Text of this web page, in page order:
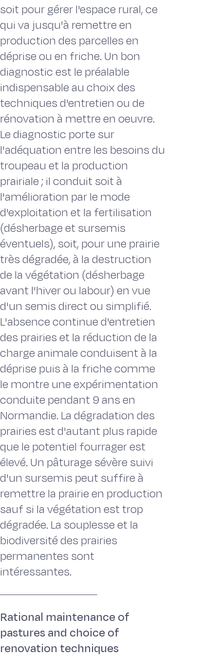
soit pour gérer l'espace rural, ce
qui va jusqu'à remettre en
production des parcelles en
déprise ou en friche. Un bon
diagnostic est le préalable
indispensable au choix des
techniques d'entretien ou de
rénovation à mettre en oeuvre.
Le diagnostic porte sur
l'adéquation entre les besoins du
troupeau et la production
prairiale ; il conduit soit à
l'amélioration par le mode
d'exploitation et la fertilisation
(désherbage et sursemis
éventuels), soit, pour une prairie
très dégradée, à la destruction
de la végétation (désherbage
avant l'hiver ou labour) en vue
d'un semis direct ou simplifié.
L'absence continue d'entretien
des prairies et la réduction de la
charge animale conduisent à la
déprise puis à la friche comme
le montre une expérimentation
conduite pendant 9 ans en
Normandie. La dégradation des
prairies est d'autant plus rapide
que le potentiel fourrager est
élevé. Un pâturage sévère suivi
d'un sursemis peut suffire à
remettre la prairie en production
sauf si la végétation est trop
dégradée. La souplesse et la
biodiversité des prairies
permanentes sont
intéressantes.
Rational maintenance of
pastures and choice of
renovation techniques